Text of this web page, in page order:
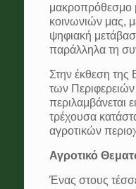
μακροπρόθεσμο
κοινωνιών μας,
ψηφιακή
παράλληλα τη
Στην έκθεση
των
περιλαμβάνεται
τρέχουσα
αγροτικών
Αγροτικό
Ένας στους